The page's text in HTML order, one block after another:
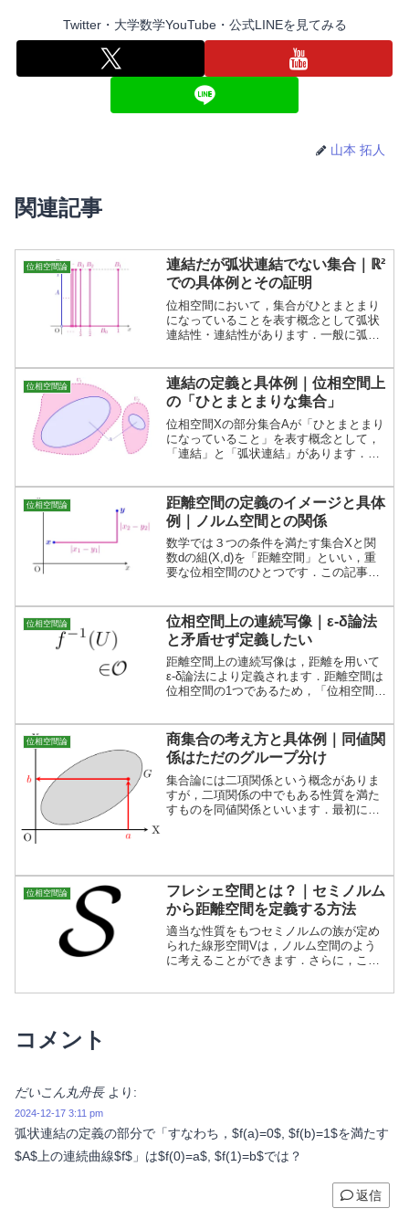
Twitter・大学数学YouTube・公式LINEを見てみる
山本 拓人
関連記事
位相空間論
連結だが弧状連結でない集合｜ℝ²
での具体例とその証明
位相空間において，集合がひとまとまり
になっていることを表す概念として弧状
連結性・連結性があります．一般に弧状
ない集合」の具体例を紹介します．
位相空間論
連結の定義と具体例｜位相空間上
の「ひとまとまりな集合」
位相空間Xの部分集合Aが「ひとまとまり
になっていること」を表す概念として，
「連結」と「弧状連結」があります．こ
り立つことを証明し，「連結な集合の具
体例」を紹介しています．
位相空間論
距離空間の定義のイメージと具体
例｜ノルム空間との関係
数学では３つの条件を満たす集合Xと関
数dの組(X,d)を「距離空間」といい，重
要な位相空間のひとつです．この記事で
ム空間」との関係も説明します．
位相空間論
位相空間上の連続写像｜ε-δ論法
と矛盾せず定義したい
距離空間上の連続写像は，距離を用いて
ε-δ論法により定義されます．距離空間は
位相空間の1つであるため，「位相空間上
よる連続写像」に矛盾しないように定義
する必要があります．
位相空間論
商集合の考え方と具体例｜同値関
係はただのグループ分け
集合論には二項関係という概念がありま
すが，二項関係の中でもある性質を満た
すものを同値関係といいます．最初に
位相空間論
フレシェ空間とは？｜セミノルム
から距離空間を定義する方法
適当な性質をもつセミノルムの族が定め
られた線形空間Vは，ノルム空間のよう
に考えることができます．さらに，この
いいます．この記事では，フレシェ空間
コメント
だいこん丸舟長 より:
2024-12-17 3:11 pm
弧状連結の定義の部分で「すなわち，$f(a)=0$, $f(b)=1$を満たす
$A$上の連続曲線$f$」は$f(0)=a$, $f(1)=b$では？
返信